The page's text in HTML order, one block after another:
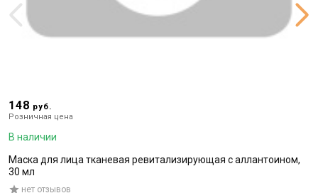
148 руб.
Розничная цена
В наличии
Маска для лица тканевая ревитализирующая с аллантоином,
30 мл
нет отзывов